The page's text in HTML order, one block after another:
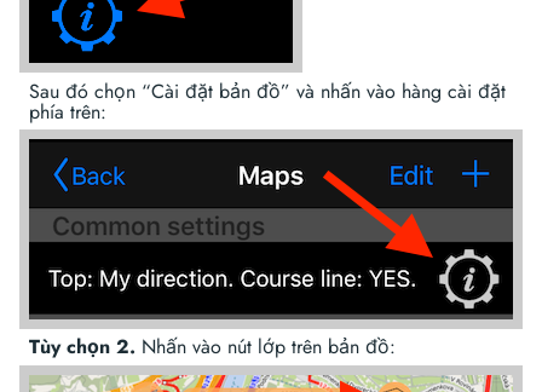
Sau đó chọn “Cài đặt bản đồ” và nhấn vào hàng cài đặt
phía trên:
Tùy chọn 2. Nhấn vào nút lớp trên bản đồ: